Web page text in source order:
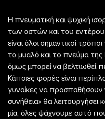
Η πνευματική και ψυχική
των οστών και του
είναι όλοι σημαντικοί
το μυαλό και το πνεύμα
όμως μπορεί να βελτιωθεί
Κάποιες φορές είναι
γυναίκες να προσπαθήσουν
συνήθεια» θα
μία, όλες ψάχνουμε αυτό